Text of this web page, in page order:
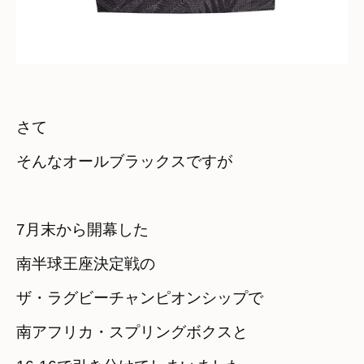
さて
そんなオールブラックスですが
7月末から開幕した
南半球王座決定戦の
ザ・ラグビーチャンピオンシップで
南アフリカ・スプリングボクスと